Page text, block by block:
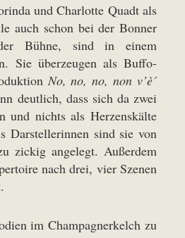
und Charlotte Quadt als
auch schon bei der Bonner
Bühne, sind in einem
Sie überzeugen als Buffo-
No, no, no, non v’è´
deutlich, dass sich da zwei
und nichts als Herzenskälte
Darstellerinnen sind sie von
zickig angelegt. Außerdem
nach drei, vier Szenen
im Champagnerkelch zu